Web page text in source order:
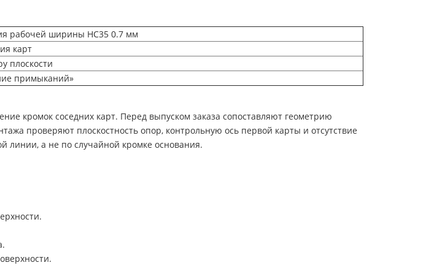
рабочей ширины НС35 0.7 мм
карт
плоскости
примыканий»
кромок соседних карт. Перед выпуском заказа сопоставляют геометрию
проверяют плоскостность опор, контрольную ось первой карты и отсутствие
линии, а не по случайной кромке основания.